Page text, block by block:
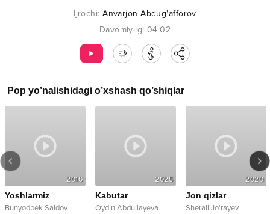
Ijrochi:Anvarjon Abdug'afforov
Davomiyligi 04:02
Pop yo’nalishidagi o’xshash qo’shiqlar
2010
Yoshlarmiz
Bunyodbek Saidov
2025
Kabutar
Oydin Abdullayeva
2020
Jon qizlar
Sherali Jo'rayev